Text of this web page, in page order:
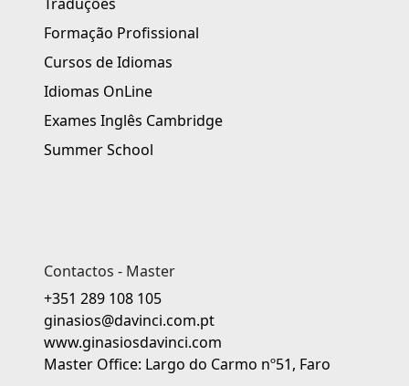
Formação Profissional
Cursos de Idiomas
Idiomas OnLine
Exames Inglês Cambridge
Summer School
Contactos - Master
+351 289 108 105
ginasios@davinci.com.pt
www.ginasiosdavinci.com
Master Office: Largo do Carmo nº51, Faro